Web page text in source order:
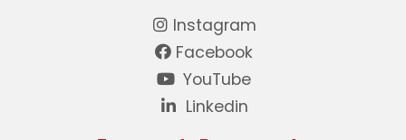
Instagram
Facebook
YouTube
Linkedin